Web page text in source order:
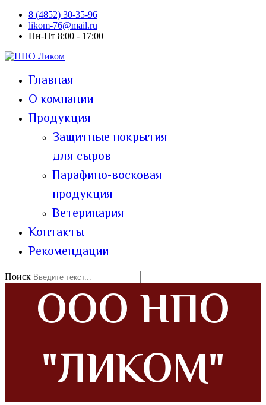
8 (4852) 30-35-96
likom-76@mail.ru
Пн-Пт 8:00 - 17:00
Главная
О компании
Продукция
Защитные покрытия
для сыров
Парафино-восковая
продукция
Ветеринария
Контакты
Рекомендации
Поиск
ООО НПО
"ЛИКОМ"